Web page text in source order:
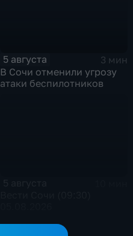
5 августа
3 мин
В Сочи отменили угрозу
атаки беспилотников